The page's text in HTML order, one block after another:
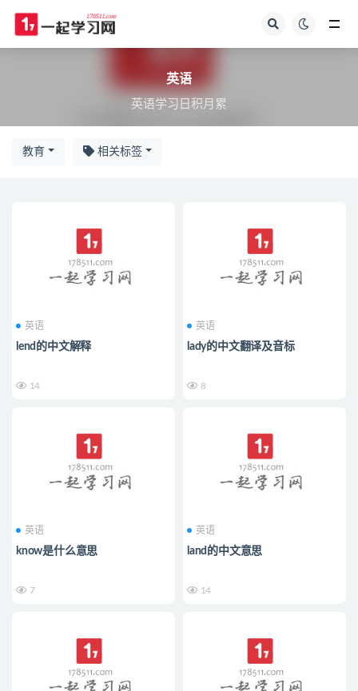
英语
英语学习日积月累
教育 相关标签
英语
lend的中文解释
14
英语
lady的中文翻译及音标
8
英语
know是什么意思
7
英语
land的中文意思
14